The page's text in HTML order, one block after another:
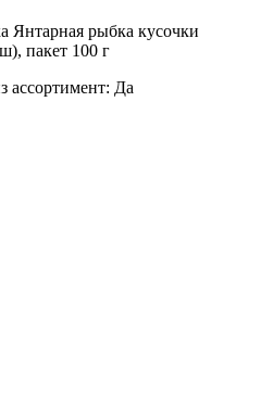
рыбка кусочки
пакет 100 г
ассортимент: Да